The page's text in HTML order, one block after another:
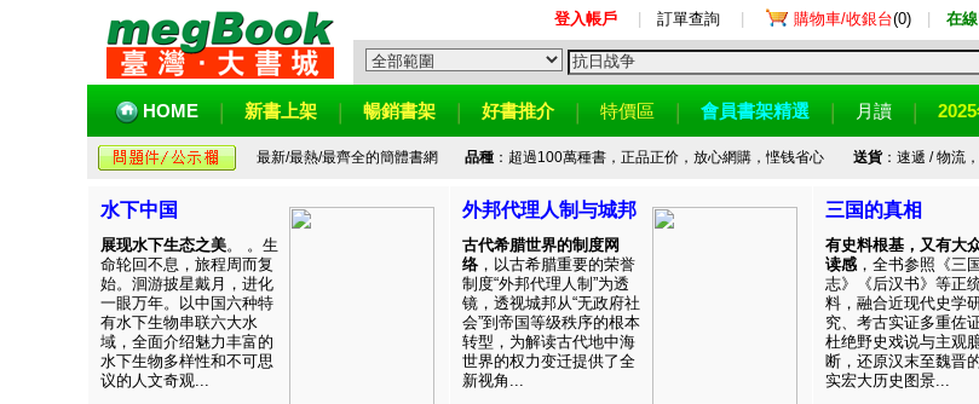
登入帳戶 訂單查詢 購物車/收銀台(0) 在
HOME 新書上架 暢銷書架 好書推介 特價區 會員書架精選 月讀
最新/最熱/最齊全的簡體書網 品種：超過100萬種書，正品正价，放心網購，悭钱省心 送貨：速遞 / 物流
水下中国
展现水下生态之美。 。生
命轮回不息，旅程周而复
始。洄游披星戴月，进化
一眼万年。以中国六种特
有水下生物串联六大水
域，全面介绍魅力丰富的
水下生物多样性和不可思
议的人文奇观...
外邦代理人制与城邦
古代希腊世界的制度网
络 ，以古希腊重要的荣誉
制度“外邦代理人制”为透
镜，透视城邦从“无政府社
会”到帝国等级秩序的根本
转型，为解读古代地中海
世界的权力变迁提供了全
新视角...
三国的真相
有史料根基，又有大
读感 ，全书参照《三国
志》《后汉书》等正
料，融合近现代史学
究、考古实证多重佐
杜绝野史戏说与主观
断，还原汉末至魏晋
实宏大历史图景...